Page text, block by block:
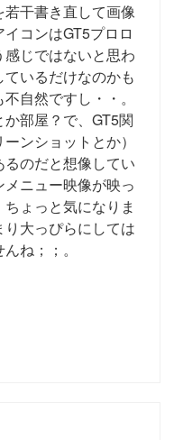
干書き直して画像
コンはGT5プロロ
じではないと思わ
いるだけなのかも
自然ですし・・。
部屋？で、GT5関
ンショットとか）
のだと想像してい
ニュー映像が映っ
ょっと気になりま
大っぴらにしては
ね；；。